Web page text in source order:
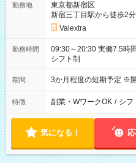
勤務地
東京都新宿区
新宿三丁目駅から徒歩2分
Valextra
勤務時間
09:30～20:30 実働7.5時間／休憩1.5時間 営業時間に合わせた
シフト制
期間 3か月程度の短期予定 ※
特徴 副業・WワークOK / シフ
気になる！